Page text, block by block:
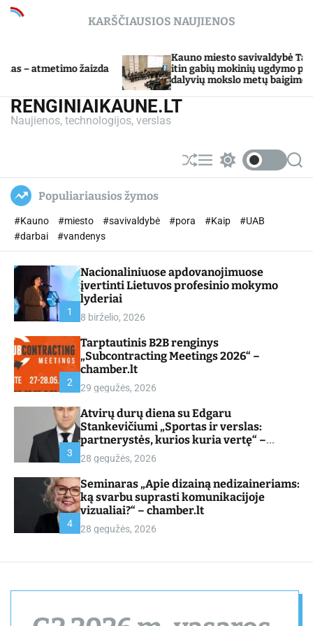
c
n
KARŠČIAUSIOS NAUJIENOS
Kauno miesto savivaldybė Tarpdisciplininio
itin gabių mokinių ugdymo programos
dalyvių mokslo metų baigimo šventė
RENGINIAIKAUNE.LT
Naujienos, technologijos, verslas
S
h
e
M
e w
h
o
r
S
e
Populiariausios žymos
#Kauno #miesto #savivaldybė #pora #Kaip
#UAB
#darbai
#vandenys
1
Nacionaliniuose apdovanojimuose
įvertinti Lietuvos profesinio mokymo
lyderiai
8 birželio, 2026
2
Tarptautinis B2B renginys
„Subcontracting Meetings 2026“ –
chamber.lt
29 gegužės, 2026
3
Atvirų durų diena su Edgaru
Stankevičiumi „Sportas ir verslas:
partnerystės, kurios kuria vertę“ –
chamber.lt
28 gegužės, 2026
4
Seminaras „Apie dizainą nedizaineriams:
ką svarbu suprasti komunikacijoje
vizualiai?“ – chamber.lt
28 gegužės, 2026